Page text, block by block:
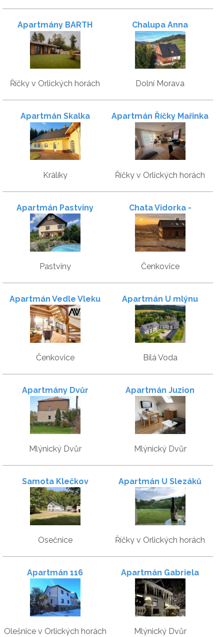
Apartmány BARTH
Holiday
Říčky v Orlických horách
Chalupa Anna
Dolní Morava
Apartmán Skalka
Králíky
Apartmán Říčky Mařinka
201
Říčky v Orlických horách
Apartmán Pastviny
Pastviny
Chata Vidorka -
apartmány s
nekonečným výhledem
Čenkovice
Apartmán Vedle Vleku
Čenkovice
Apartmán U mlýnu
Bílá Voda
Apartmány Dvůr
Mlýnický Dvůr
Apartmán Juzion
Mlýnický Dvůr
Samota Klečkov
Osečnice
Apartmán U Slezáků
Říčky v Orlických horách
Apartmán 116
Olešnice v Orlických horách
Apartmán Gabriela
Mlýnický Dvůr